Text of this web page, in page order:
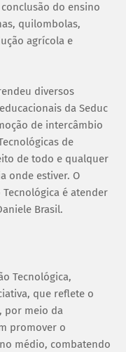
do ensino
quilombolas,
agrícola e
diversos
da Seduc
de intercâmbio
de
de todo e qualquer
onde estiver. O
é atender
Brasil.
Tecnológica,
que reflete o
por meio da
promover o
médio, combatendo